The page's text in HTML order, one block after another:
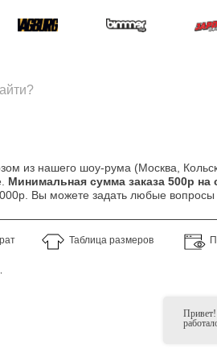
Таблица размеров
из нашего шоу-рума (Москва,
Минимальная сумма заказа 500р на
Вы можете задать любые вопросы
Привет!